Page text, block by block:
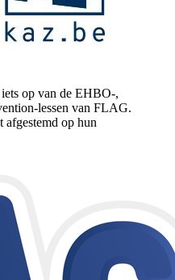
op van de EHBO-,
lessen van FLAG.
afgestemd op hun